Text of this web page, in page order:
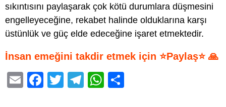
sıkıntısını paylaşarak çok kötü durumlara düşmesini
engelleyeceğine, rekabet halinde olduklarına karşı
üstünlük ve güç elde edeceğine işaret etmektedir.
İnsan emeğini takdir etmek için ⭐Paylaş⭐ 🙏
E
F
T
T
W